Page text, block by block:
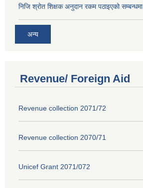
निजि श्रोत शिक्षक अनुदान रकम पठाइएको सम्बन्धमा
अन्य
Revenue/ Foreign Aid
Revenue collection 2071/72
Revenue collection 2070/71
Unicef Grant 2071/072